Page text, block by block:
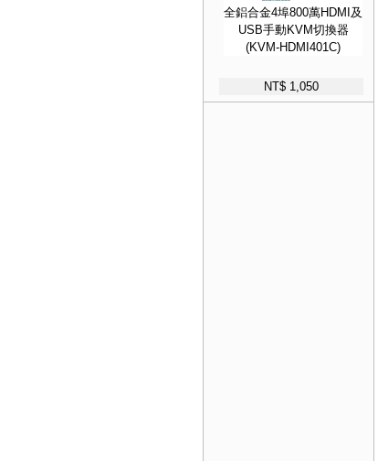
全鋁合金4埠800萬HDMI及
USB手動KVM切換器
(KVM-HDMI401C)
NT$ 1,050